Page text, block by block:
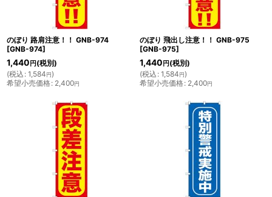
のぼり 路肩注意！！ GNB-974
[GNB-974]
1,440 円 (税別)
(税込 : 1,584円)
希望小売価格: 2,400円
のぼり 飛出し注意！！ GNB-975
[GNB-975]
1,440 円 (税別)
(税込 : 1,584円)
希望小売価格: 2,400円